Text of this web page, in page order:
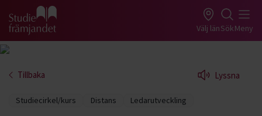
Gå till studiefrämjandets startsida Välj länSökMeny
Tillbaka Lyssna
Studiecirkel/kurs Distans Ledarutveckling